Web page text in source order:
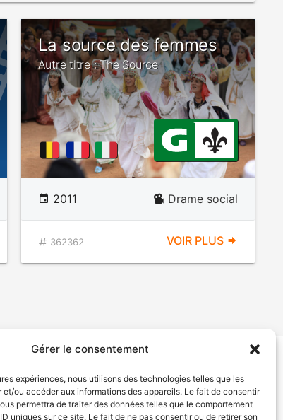
Gérer le consentement
expériences, nous utilisons des technologies telles que les
ou accéder aux informations des appareils. Le fait de consentir
permettra de traiter des données telles que le comportement
uniques sur ce site. Le fait de ne pas consentir ou de retirer son
La source des femmes
Autre titre : The Source
2011 Drame social
362362 VOIR PLUS
Politique de confidentialité